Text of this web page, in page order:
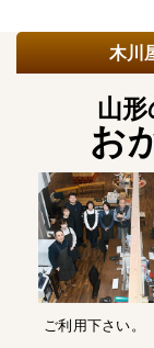
木川
山
お
ご利用下さい。